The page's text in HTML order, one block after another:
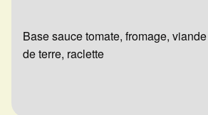
Base sauce tomate, fromage,
de terre, raclette